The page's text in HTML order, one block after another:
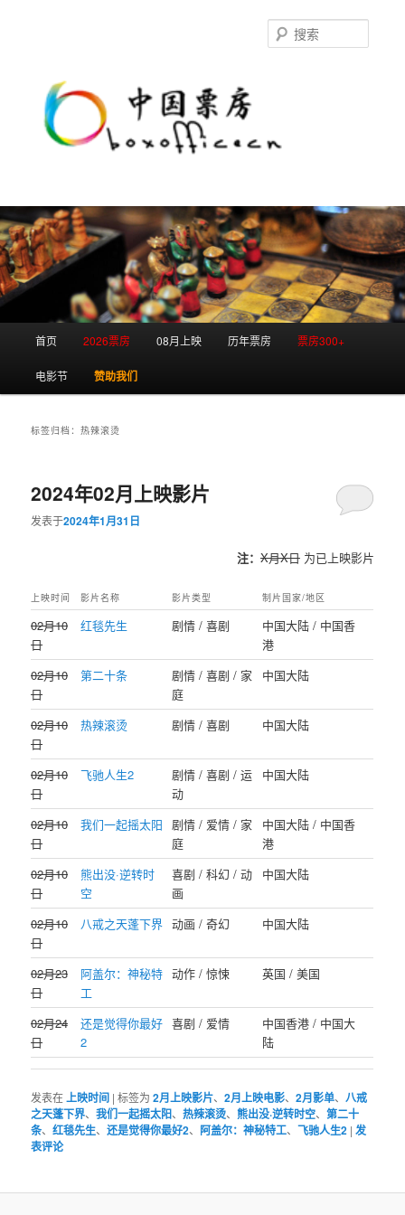
首页 2026票房 08月上映 历年票房 票房300+
电影节 赞助我们
标签归档：热辣滚烫
2024年02月上映影片
发表于2024年1月31日
注： X月X日为已上映影片
上映时间 影片名称 影片类型 制片国家/地区
02月10
日
红毯先生 剧情 / 喜剧
中国大陆 / 中国香
港
02月10
日
第二十条
剧情 / 喜剧 / 家
庭
中国大陆
02月10
日
热辣滚烫 剧情 / 喜剧 中国大陆
02月10
日
飞驰人生2
剧情 / 喜剧 / 运
动
中国大陆
02月10
日
我们一起摇太阳 剧情 / 爱情 / 家
庭
中国大陆 / 中国香
港
02月10
日
熊出没·逆转时
空
喜剧 / 科幻 / 动
画
中国大陆
02月10
日
八戒之天蓬下界 动画 / 奇幻 中国大陆
02月23
日
阿盖尔：神秘特
工
动作 / 惊悚 英国 / 美国
02月24
日
还是觉得你最好
2
喜剧 / 爱情
中国香港 / 中国大
陆
发表在上映时间 |标签为 2月上映影片、2月上映电影、2月影单、八戒
之天蓬下界、我们一起摇太阳、热辣滚烫、熊出没·逆转时空、第二十
条、红毯先生、还是觉得你最好2、 阿盖尔：神秘特工、飞驰人生2 |发
表评论